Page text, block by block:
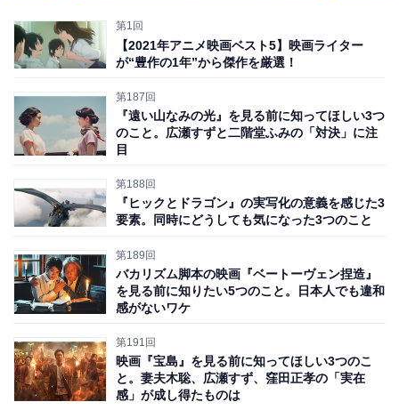
スクリーンで映えるアニメ描写も圧巻で、100m走に真剣
に挑む姿勢と作品に込められた熱量は、まさに「世界陸
上2025」が東京で開催されている今だからこそ、劇場で
「体感」してほしいのです。具体的な魅力を記していき
ましょう。
※本記事で紹介している商品の購入やサービスの利用により、売上の一部が
オールアバウトに還元されることがあります。
1：極端だけど正論な「哲学」を語る物語
第1回
【2021年アニメ映画ベスト5】映画ライター
が“豊作の1年”から傑作を厳選！
第187回
『遠い山なみの光』を見る前に知ってほしい3つ
のこと。広瀬すずと二階堂ふみの「対決」に注
目
第188回
『ヒックとドラゴン』の実写化の意義を感じた3
要素。同時にどうしても気になった3つのこと
第189回
バカリズム脚本の映画『ベートーヴェン捏造』
を見る前に知りたい5つのこと。日本人でも違和
感がないワケ
第191回
映画『宝島』を見る前に知ってほしい3つのこ
と。妻夫木聡、広瀬すず、窪田正孝の「実在
感」が成し得たものは